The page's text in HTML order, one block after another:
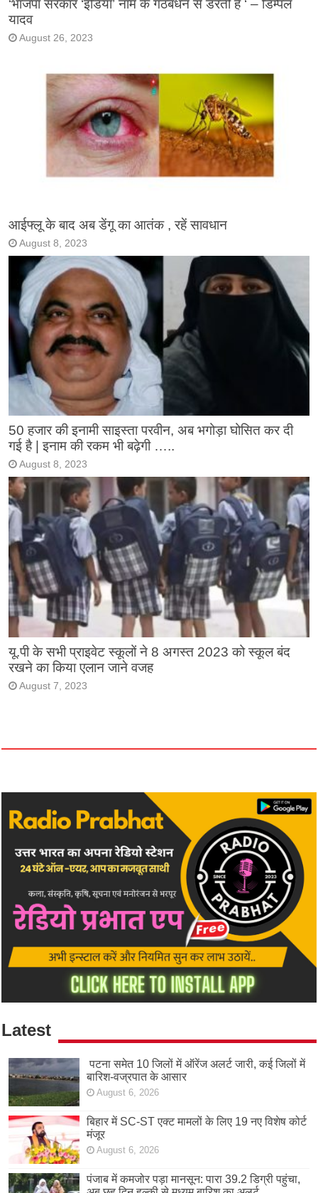
‘भाजपा सरकार ‘इंडिया’ नाम के गठबंधन से डरती है ‘ – डिम्पल
यादव
August 26, 2023
आईफ्लू के बाद अब डेंगू का आतंक , रहें सावधान
August 8, 2023
50 हजार की इनामी साइस्ता परवीन, अब भगोड़ा घोसित कर दी
गई है | इनाम की रकम भी बढ़ेगी …..
August 8, 2023
यू.पी के सभी प्राइवेट स्कूलों ने 8 अगस्त 2023 को स्कूल बंद
रखने का किया एलान जाने वजह
August 7, 2023
Latest
पटना समेत 10 जिलों में ऑरेंज अलर्ट जारी, कई जिलों में
बारिश-वज्रपात के आसार
August 6, 2026
बिहार में SC-ST एक्ट मामलों के लिए 19 नए विशेष कोर्ट
मंजूर
August 6, 2026
पंजाब में कमजोर पड़ा मानसून: पारा 39.2 डिग्री पहुंचा,